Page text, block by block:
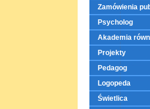
Zamówienia
Psycholog
Akademia
Projekty
Pedagog
Logopeda
Świetlica